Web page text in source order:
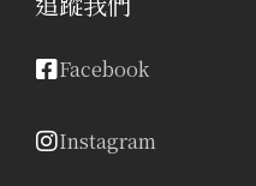
Facebook
Instagram